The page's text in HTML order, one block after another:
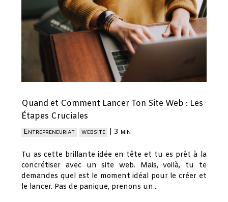
Quand et Comment Lancer Ton Site Web : Les
Étapes Cruciales
Entrepreneuriat website |3 min
Tu as cette brillante idée en tête et tu es prêt à la
concrétiser avec un site web. Mais, voilà, tu te
demandes quel est le moment idéal pour le créer et
le lancer. Pas de panique, prenons un...